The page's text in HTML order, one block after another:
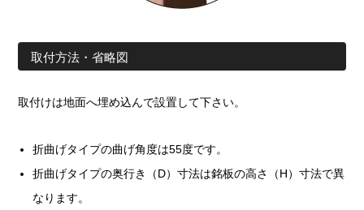
取付方法・省略図
取付けは地面へ埋め込んで設置して下さい。
折曲げタイプの曲げ角度は55度です。
折曲げタイプの奥行き（D）寸法は銘板の高さ（H）寸法で異
なります。